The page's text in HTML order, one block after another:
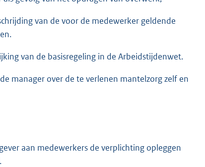
van de voor de medewerker geldende
van de basisregeling in de Arbeidstijdenwet.
manager over de te verlenen mantelzorg zelf en
aan medewerkers de verplichting opleggen